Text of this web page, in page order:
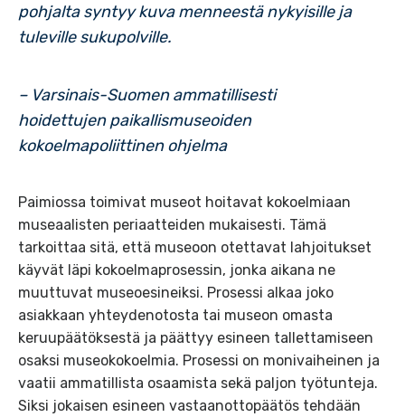
pohjalta syntyy kuva menneestä nykyisille ja
tuleville sukupolville.
– Varsinais-Suomen ammatillisesti
hoidettujen paikallismuseoiden
kokoelmapoliittinen ohjelma
Paimiossa toimivat museot hoitavat kokoelmiaan
museaalisten periaatteiden mukaisesti. Tämä
tarkoittaa sitä, että museoon otettavat lahjoitukset
käyvät läpi kokoelmaprosessin, jonka aikana ne
muuttuvat museoesineiksi. Prosessi alkaa joko
asiakkaan yhteydenotosta tai museon omasta
keruupäätöksestä ja päättyy esineen tallettamiseen
osaksi museokokoelmia. Prosessi on monivaiheinen ja
vaatii ammatillista osaamista sekä paljon työtunteja.
Siksi jokaisen esineen vastaanottopäätös tehdään